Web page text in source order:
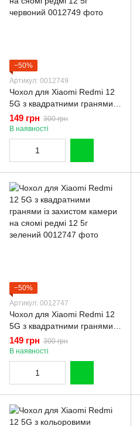
−50%
Артикул: 0012749
Чохол для Xiaomi Redmi 12
5G з квадратними гранями із
захистом камери на сяомі
редмі 12 5г червоний
149 грн 300 грн
В наявності
−50%
Артикул: 0012747
Чохол для Xiaomi Redmi 12
5G з квадратними гранями із
захистом камери на сяомі
редмі 12 5г зелений
149 грн 300 грн
В наявності